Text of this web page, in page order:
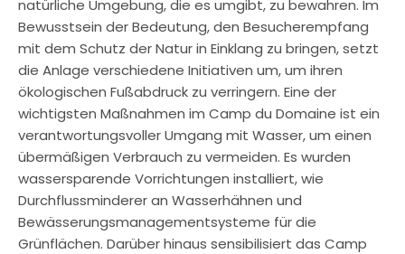
natürliche Umgebung, die es umgibt, zu bewahren. Im
Bewusstsein der Bedeutung, den Besucherempfang
mit dem Schutz der Natur in Einklang zu bringen, setzt
die Anlage verschiedene Initiativen um, um ihren
ökologischen Fußabdruck zu verringern. Eine der
wichtigsten Maßnahmen im Camp du Domaine ist ein
verantwortungsvoller Umgang mit Wasser, um einen
übermäßigen Verbrauch zu vermeiden. Es wurden
wassersparende Vorrichtungen installiert, wie
Durchflussminderer an Wasserhähnen und
Bewässerungsmanagementsysteme für die
Grünflächen. Darüber hinaus sensibilisiert das Camp